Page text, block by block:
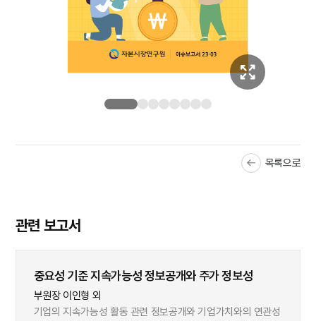
목록으로
관련 보고서
중요성 기준 지속가능성 정보공개와 주가 정보성
부원장 이인형 외
기업의 지속가능성 활동 관련 정보공개와 기업가치와의 연관성